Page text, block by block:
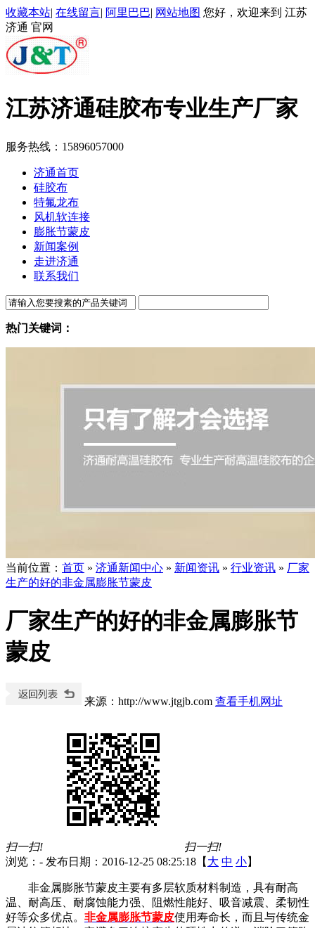
收藏本站| 在线留言| 阿里巴巴| 网站地图 您好，欢迎来到 江苏
济通 官网
江苏济通硅胶布专业生产厂家
服务热线： 15896057000
济通首页
硅胶布
特氟龙布
风机软连接
膨胀节蒙皮
新闻案例
走进济通
联系我们
热门关键词：
当前位置 ： 首页 » 济通新闻中心 » 新闻资讯 » 行业资讯 » 厂家
生产的好的非金属膨胀节蒙皮
厂家生产的好的非金属膨胀节
蒙皮
来源：http://www.jtgjb.com 查看手机网址
扫一扫!
扫一扫!
浏览： - 发布日期：2016-12-25 08:25:18【 大 中 小】
非金属膨胀节蒙皮主要有多层软质材料制造，具有耐高
温、耐高压、耐腐蚀能力强、阻燃性能好、吸音减震、柔韧性
好等众多优点。 非金属膨胀节蒙皮使用寿命长，而且与传统金